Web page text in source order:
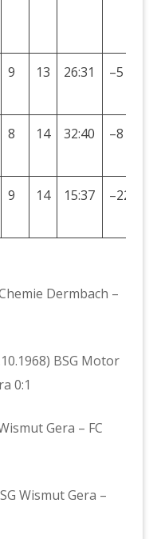
9 13 26:31 –5
8 14 32:40 –8
9 14 15:37 –22
Dermbach –
BSG Motor
0:1
Gera – FC
Wismut Gera –